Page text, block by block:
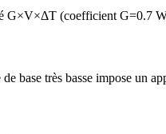
G×V×ΔT (coefficient G=0.7
base très basse impose un